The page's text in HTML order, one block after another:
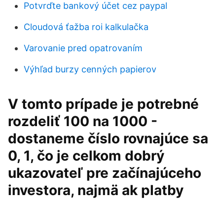
Potvrďte bankový účet cez paypal
Cloudová ťažba roi kalkulačka
Varovanie pred opatrovaním
Výhľad burzy cenných papierov
V tomto prípade je potrebné
rozdeliť 100 na 1000 -
dostaneme číslo rovnajúce sa
0, 1, čo je celkom dobrý
ukazovateľ pre začínajúceho
investora, najmä ak platby